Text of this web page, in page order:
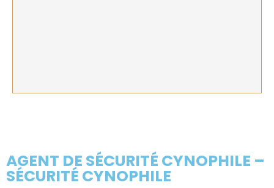
AGENT DE SÉCURITÉ CYNOPHILE –
SÉCURITÉ CYNOPHILE